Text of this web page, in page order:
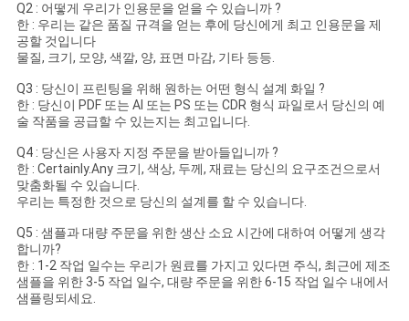
Q2 : 어떻게 우리가 인용문을 얻을 수 있습니까 ?
한 : 우리는 같은 품질 규격을 얻는 후에 당신에게 최고 인용문을 제
공할 것입니다
물질, 크기, 모양, 색깔, 양, 표면 마감, 기타 등등.
Q3 : 당신이 프린팅을 위해 원하는 어떤 형식 설계 화일 ?
한 : 당신이 PDF 또는 AI 또는 PS 또는 CDR 형식 파일로서 당신의 예
술 작품을 공급할 수 있는지는 최고입니다.
Q4 : 당신은 사용자 지정 주문을 받아들입니까 ?
한 : Certainly.Any 크기, 색상, 두께, 재료는 당신의 요구조건으로서
맞춤화될 수 있습니다.
우리는 특정한 것으로 당신의 설계를 할 수 있습니다.
Q5 : 샘플과 대량 주문을 위한 생산 소요 시간에 대하여 어떻게 생각
합니까?
한 : 1-2 작업 일수는 우리가 원료를 가지고 있다면 주식, 최근에 제조
샘플을 위한 3-5 작업 일수, 대량 주문을 위한 6-15 작업 일수 내에서
샘플링되세요.